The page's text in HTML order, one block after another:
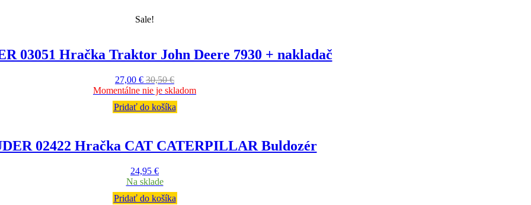
Sale!
03051 Hračka Traktor John Deere 7930 + nakladač
27,00 € 30,50€
Momentálne nie je skladom
Pridať do košíka
02422 Hračka CAT CATERPILLAR Buldozér
24,95 €
Na sklade
Pridať do košíka